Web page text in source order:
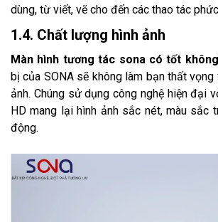
dùng, từ viết, vẽ cho đến các thao tác
1.4. Chất lượng hình ảnh
Màn hình tương tác sona có tốt không
bị của SONA sẽ không làm bạn thất
ảnh. Chúng sử dụng công nghệ hiện đại
HD mang lại hình ảnh sắc nét, màu sắc
động.